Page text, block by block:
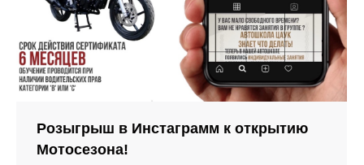
Розыгрыш в Инстаграмм к открытию
Мотосезона!